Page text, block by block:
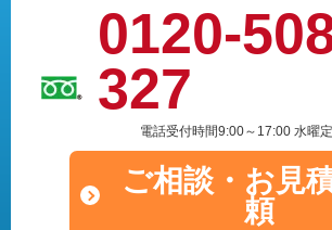
0120-
327
電話受付時間9:00～17:00 水曜
ご相談・ お見
頼